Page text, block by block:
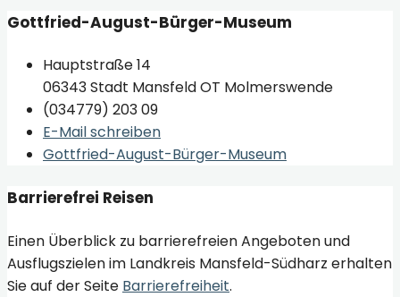
Gottfried-August-Bürger-Museum
Hauptstraße 14
06343 Stadt Mansfeld OT Molmerswende
(034779) 203 09
E-Mail schreiben
Gottfried-August-Bürger-Museum
Barrierefrei Reisen
Einen Überblick zu barrierefreien Angeboten und
Ausflugszielen im Landkreis Mansfeld-Südharz erhalten
Sie auf der Seite Barrierefreiheit.